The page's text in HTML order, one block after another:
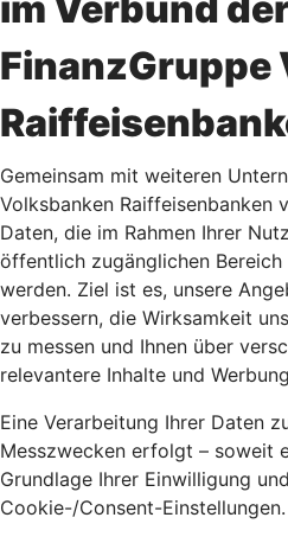
FinanzGruppe
Gemeinsam mit weiteren
Volksbanken Raiffeisenbanken
Daten, die im Rahmen Ihrer
öffentlich zugänglichen
werden. Ziel ist es, unsere
verbessern, die Wirksamkeit
zu messen und Ihnen über
relevantere Inhalte und
Eine Verarbeitung Ihrer Daten
Messzwecken erfolgt – soweit
Grundlage Ihrer Einwilligung
Cookie-/Consent-Einstellungen.